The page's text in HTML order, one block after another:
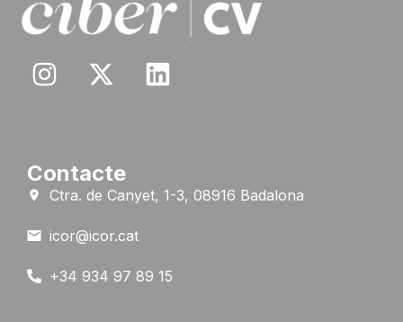
Contacte
Ctra. de Canyet, 1-3, 08916 Badalona
icor@icor.cat
+34 934 97 89 15